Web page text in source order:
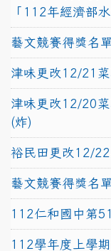
「112年經濟部
藝文競賽得獎名
津味更改12/21
津味更改12/20
(炸)
裕民田更改12/
藝文競賽得獎名
112仁和國中第
112學年度上學